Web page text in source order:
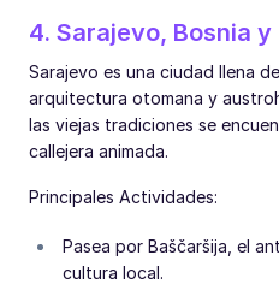
4. Sarajevo, Bosnia
Sarajevo es una ciudad llena
arquitectura otomana y
las viejas tradiciones se
callejera animada.
Principales Actividades:
Pasea por Baščaršija, el
cultura local.